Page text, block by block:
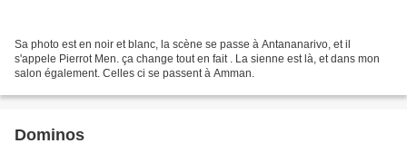
Sa photo est en noir et blanc, la scène se passe à Antananarivo, et il
s'appele Pierrot Men. ça change tout en fait . La sienne est là, et dans mon
salon également. Celles ci se passent à Amman.
Dominos